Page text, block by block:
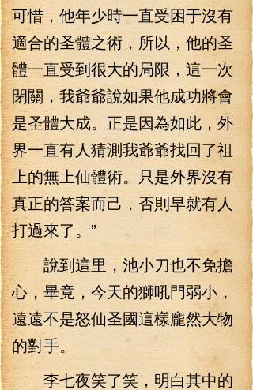
可惜，他年少時一直受困于沒有
適合的圣體之術，所以，他的圣
體一直受到很大的局限，這一次
閉關，我爺爺說如果他成功將會
是圣體大成。正是因為如此，外
界一直有人猜測我爺爺找回了祖
上的無上仙體術。只是外界沒有
真正的答案而己，否則早就有人
打過來了。”
說到這里，池小刀也不免擔
心，畢竟，今天的獅吼門弱小，
遠遠不是怒仙圣國這樣龐然大物
的對手。
李七夜笑了笑，明白其中的